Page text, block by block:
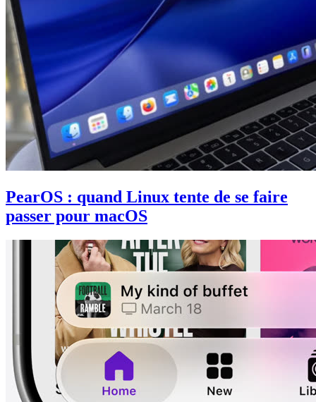
PearOS : quand Linux tente de se faire
passer pour macOS